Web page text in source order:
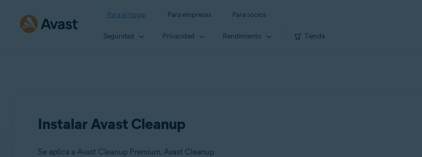
Para el hogar Para empresas Para socios
Seguridad Privacidad Rendimiento Tienda
Instalar Avast Cleanup
Se aplica a Avast Cleanup Premium, Avast Cleanup